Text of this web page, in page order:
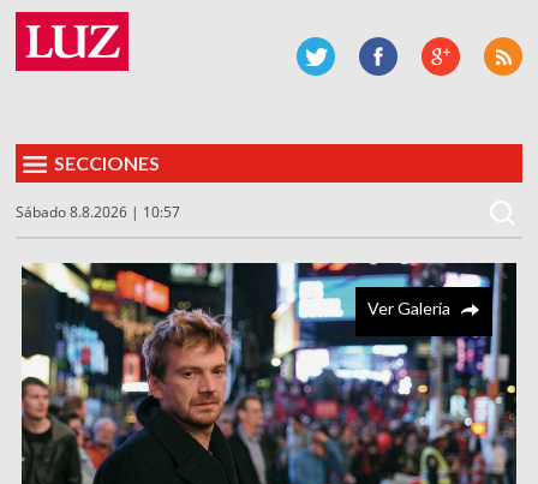
SECCIONES
Sábado 8.8.2026 | 10:57
Ver Galería